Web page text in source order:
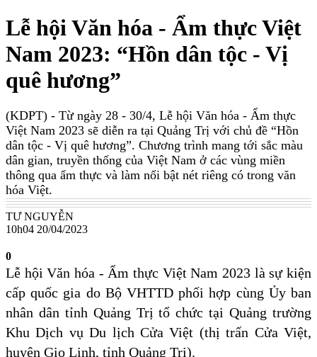
Lễ hội Văn hóa - Ẩm thực Việt
Nam 2023: “Hồn dân tộc - Vị
quê hương”
(KDPT) - Từ ngày 28 - 30/4, Lễ hội Văn hóa - Ẩm thực
Việt Nam 2023 sẽ diễn ra tại Quảng Trị với chủ đề “Hồn
dân tộc - Vị quê hương”. Chương trình mang tới sắc màu
dân gian, truyền thống của Việt Nam ở các vùng miền
thông qua ẩm thực và làm nổi bật nét riêng có trong văn
hóa Việt.
TƯ NGUYỄN
10h04 20/04/2023
0
Lễ hội Văn hóa - Ẩm thực Việt Nam 2023 là sự kiện
cấp quốc gia do Bộ VHTTD phối hợp cùng Ủy ban
nhân dân tỉnh Quảng Trị tổ chức tại Quảng trường
Khu Dịch vụ Du lịch Cửa Việt (thị trấn Cửa Việt,
huyện Gio Linh, tỉnh Quảng Trị).